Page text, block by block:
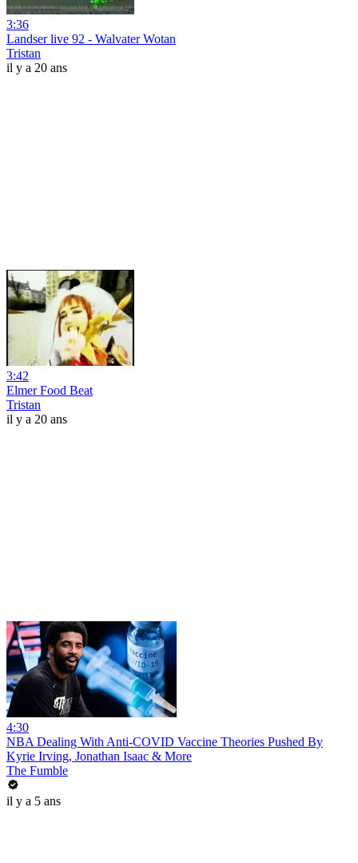
3:36
Landser live 92 - Walvater Wotan
Tristan
il y a 20 ans
3:42
Elmer Food Beat
Tristan
il y a 20 ans
4:30
NBA Dealing With Anti-COVID Vaccine Theories Pushed By
Kyrie Irving, Jonathan Isaac & More
The Fumble
il y a 5 ans